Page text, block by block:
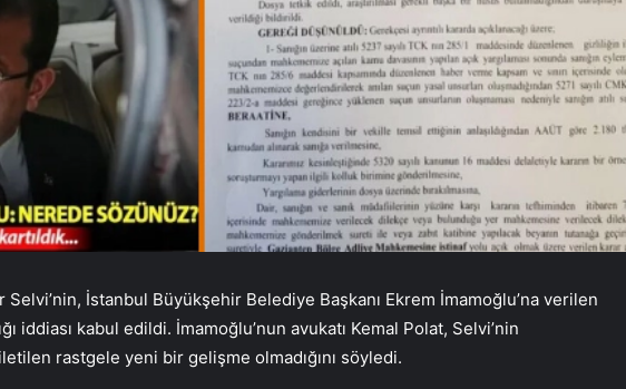
Selvi’nin, İstanbul Büyükşehir Belediye Başkanı Ekrem İmamoğlu’na verilen
iddiası kabul edildi. İmamoğlu’nun avukatı Kemal Polat, Selvi’nin
rastgele yeni bir gelişme olmadığını söyledi.